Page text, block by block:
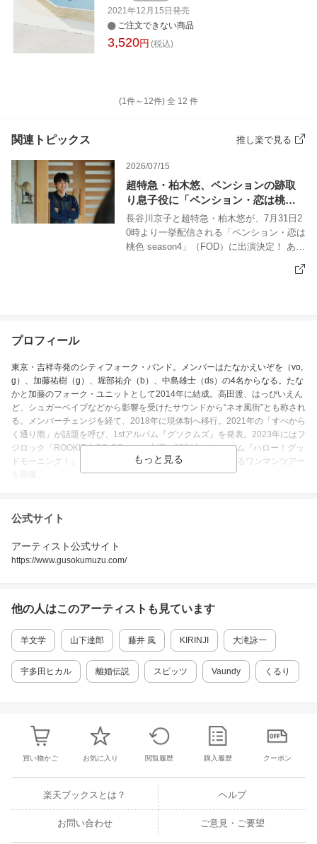
2021年12月15日 発売
ご注文できない商品
3,520円 (税込)
(1件～ 12件) 全 12 件
関連トピックス 推し楽で見る
2026/07/15
超特急・柏木悠、ペンションの跡取
り息子役に「ペンション・恋は桃色 s
eason4」7/31配信
長谷川京子と超特急・柏木悠が、7月31日2
0時より一挙配信される「ペンション・恋は
桃色 season4」（FOD）に出演決定！ あわ
プロフィール
東京・吉祥寺発のシティフォーク・バンド。メンバーはたなかえいぞを（vo,
g）、加藤祐樹（g）、堀部祐介（b）、中島雄士（ds）の4名からなる。たな
かと加藤のフォーク・ユニットとして2014年に結成。高田渡、はっぴいえん
ど、シュガーベイブなどから影響を受けたサウンドから“ネオ風街”とも称され
る。メンバーチェンジを経て、2018年に現体制へ移行。2021年の「すべから
く通り雨」が話題を呼び、1stアルバム『グソクムズ』を発表。2023年にはフ
ジロック「ROOKIE A GO-GO」にも出演。2024年にアルバム『ハロー！グッ
ドモーニング！』でメジャー・デビューし、全国7都市を巡るワンマンツアー
2024年メジャーデビュー
活動期間
2014年～
受賞履歴
更新日 2025年07月24日 （登録日 2021年10月28日 ）
提供元：株式会社ジャパンミュージックデータ
公式サイト
アーティスト公式サイト
https://www.gusokumuzu.com/
他の人はこのアーティスト も見ています
羊文学 山下達郎 藤井 風 KIRINJI 大滝詠一
宇多田ヒカル 離婚伝説 スピッツ Vaundy くるり
買い物かご お気に入り 閲覧履歴 購入履歴 クーポン
楽天ブックスとは？ ヘルプ
お問い合わせ ご意見・ご要望